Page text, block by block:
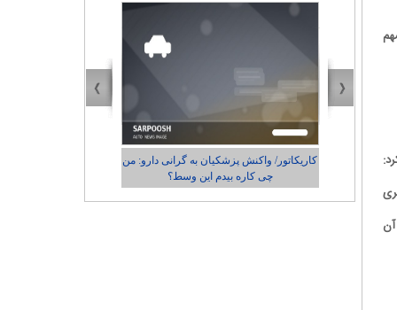
و
کاریکاتور/ واکنش پزشکیان به گرانی دارو: من
چی کاره بیدم این وسط؟